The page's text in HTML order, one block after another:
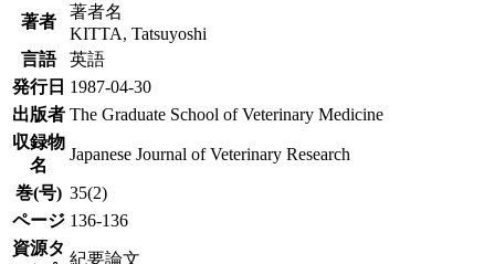
著者
著者名
KITTA, Tatsuyoshi
言語
英語
発行日 1987-04-30
出版者 The Graduate School of Veterinary Medicine
収録物
名
Japanese Journal of Veterinary Research
巻(号) 35(2)
ページ 136-136
資源タ
紀要論文